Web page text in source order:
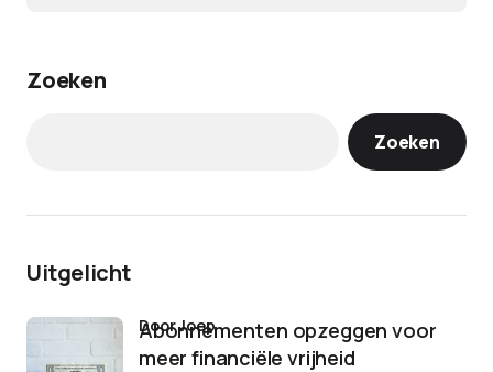
Zoeken
Zoeken
Uitgelicht
Abonnementen opzeggen voor
meer financiële vrijheid
door Joep